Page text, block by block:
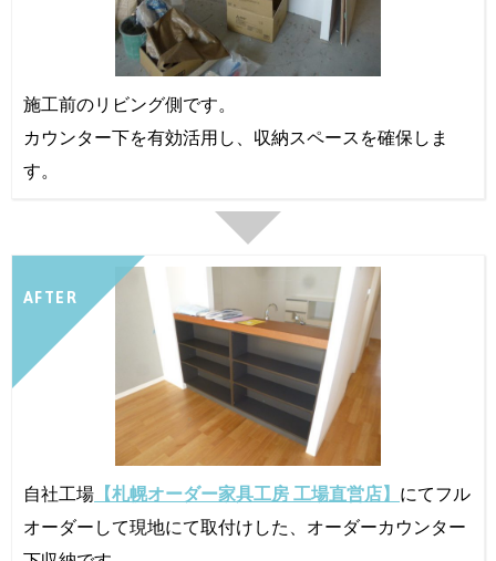
施工前のリビング側です。
カウンター下を有効活用し、収納スペースを確保しま
す。
AFTER
自社工場 【札幌オーダー家具工房 工場直営店】 にてフル
オーダーして現地にて取付けした、オーダーカウンター